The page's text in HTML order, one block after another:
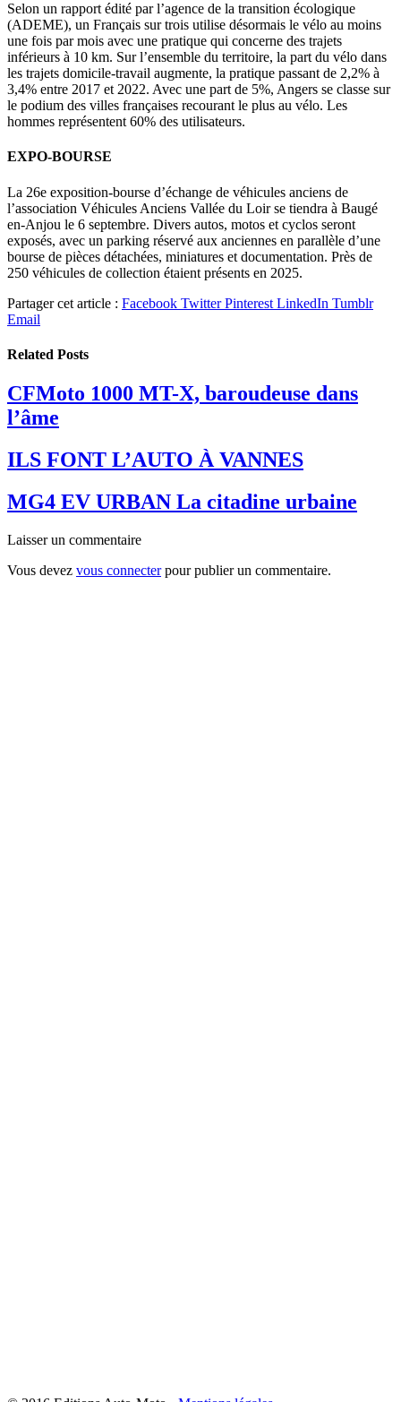
Selon un rapport édité par l’agence de la transition écologique
(ADEME), un Français sur trois utilise désormais le vélo au moins
une fois par mois avec une pratique qui concerne des trajets
inférieurs à 10 km. Sur l’ensemble du territoire, la part du vélo dans
les trajets domicile-travail augmente, la pratique passant de 2,2% à
3,4% entre 2017 et 2022. Avec une part de 5%, Angers se classe sur
le podium des villes françaises recourant le plus au vélo. Les
hommes représentent 60% des utilisateurs.
EXPO-BOURSE
La 26e exposition-bourse d’échange de véhicules anciens de
l’association Véhicules Anciens Vallée du Loir se tiendra à Baugé
en-Anjou le 6 septembre. Divers autos, motos et cyclos seront
exposés, avec un parking réservé aux anciennes en parallèle d’une
bourse de pièces détachées, miniatures et documentation. Près de
250 véhicules de collection étaient présents en 2025.
Partager cet article : Facebook Twitter Pinterest LinkedIn Tumblr
Email
Related Posts
CFMoto 1000 MT-X, baroudeuse dans
l’âme
ILS FONT L’AUTO À VANNES
MG4 EV URBAN La citadine urbaine
Laisser un commentaire
Vous devez vous connecterpour publier un commentaire.